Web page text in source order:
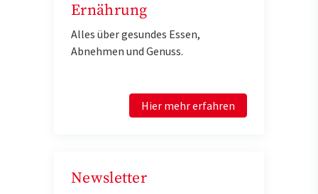
Ernährung
Alles über gesundes Essen,
Abnehmen und Genuss.
Hier mehr erfahren
Newsletter